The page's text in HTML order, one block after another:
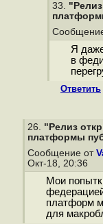
33.
Я
в
Ответить
26. "Релиз
платформы
Сообщение от
Окт-18, 20:36
Мои
платформ
для